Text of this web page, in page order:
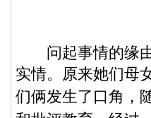
问起事情的缘由
实情。原来她们母
们俩发生了口角，